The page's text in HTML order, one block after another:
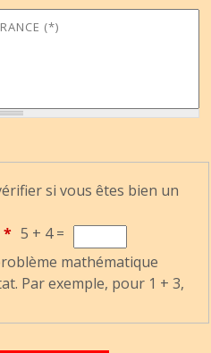
*
si vous êtes bien un
* 5 + 4 =
mathématique
Par exemple, pour 1 + 3,